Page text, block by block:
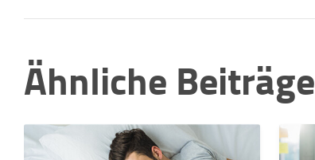
Ähnliche Beiträge